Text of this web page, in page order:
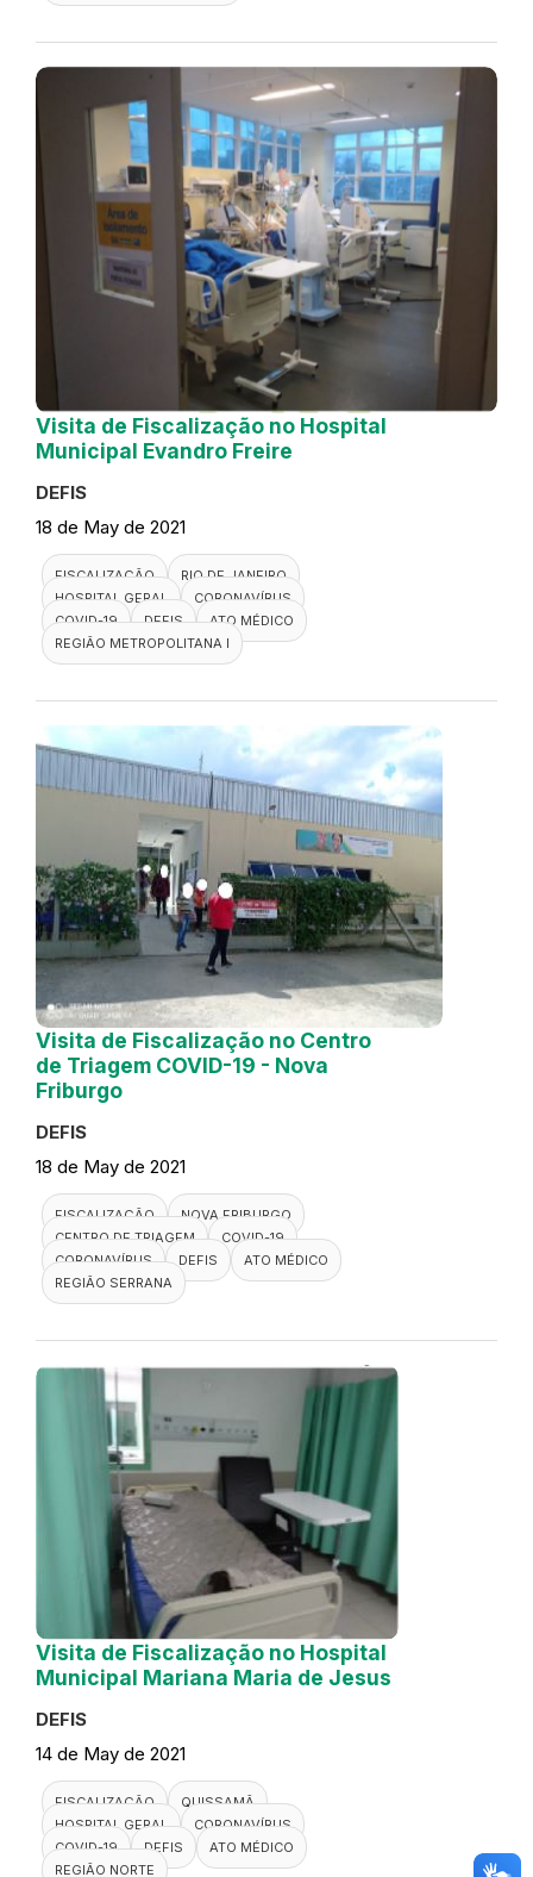
Visita de Fiscalização no Hospital
Municipal Evandro Freire
DEFIS
18 de May de 2021
FISCALIZAÇÃO
RIO DE JANEIRO
HOSPITAL GERAL
CORONAVÍRUS
COVID-19
DEFIS
ATO MÉDICO
REGIÃO METROPOLITANA I
Visita de Fiscalização no Centro
de Triagem COVID-19 - Nova
Friburgo
DEFIS
18 de May de 2021
FISCALIZAÇÃO
NOVA FRIBURGO
CENTRO DE TRIAGEM
COVID-19
CORONAVÍRUS
DEFIS
ATO MÉDICO
REGIÃO SERRANA
Visita de Fiscalização no Hospital
Municipal Mariana Maria de Jesus
DEFIS
14 de May de 2021
FISCALIZAÇÃO
QUISSAMÃ
HOSPITAL GERAL
CORONAVÍRUS
COVID-19
DEFIS
ATO MÉDICO
REGIÃO NORTE